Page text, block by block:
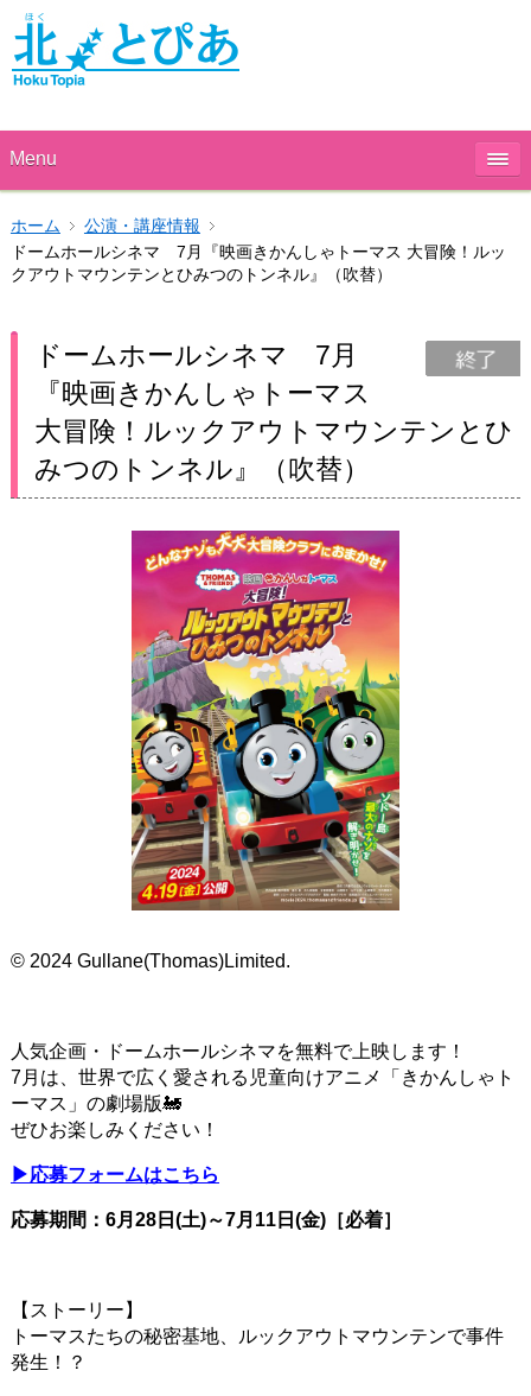
Menu
ホーム
公演・講座情報
ドームホールシネマ 7月『映画きかんしゃトーマス 大冒険！ルッ
クアウトマウンテンとひみつのトンネル』（吹替）
ドームホールシネマ 7月
『映画きかんしゃトーマス
大冒険！ルックアウトマウンテンとひ
みつのトンネル』（吹替）
© 2024 Gullane(Thomas)Limited.
人気企画・ドームホールシネマを無料で上映します！
7月は、世界で広く愛される児童向けアニメ「きかんしゃト
ーマス」の劇場版🚂
ぜひお楽しみください！
▶応募フォームはこちら
応募期間：6月28日(土)～7月11日(金)［必着］
【ストーリー】
トーマスたちの秘密基地、ルックアウトマウンテンで事件
発生！？